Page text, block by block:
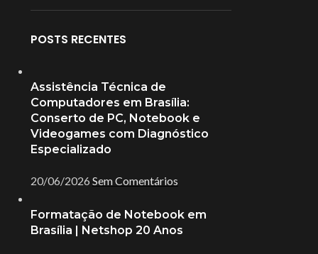
POSTS RECENTES
Assistência Técnica de
Computadores em Brasília:
Conserto de PC, Notebook e
Videogames com Diagnóstico
Especializado
20/06/2026 Sem Comentários
Formatação de Notebook em
Brasília | Netshop 20 Anos